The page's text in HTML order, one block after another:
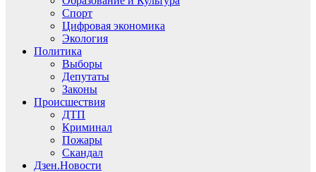
Спорт
Цифровая экономика
Экология
Политика
Выборы
Депутаты
Законы
Происшествия
ДТП
Криминал
Пожары
Скандал
Дзен.Новости